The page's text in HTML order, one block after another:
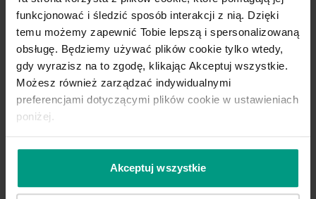
funkcjonować i śledzić sposób interakcji z nią. Dzięki
temu możemy zapewnić Tobie lepszą i spersonalizowaną
obsługę. Będziemy używać plików cookie tylko wtedy,
gdy wyrazisz na to zgodę, klikając Akceptuj wszystkie.
Możesz również zarządzać indywidualnymi
preferencjami dotyczącymi plików cookie w ustawieniach
poniżej.
Akceptuj wszystkie
Szary Przykurzony Szary Piaskowy
Dąb Matowy